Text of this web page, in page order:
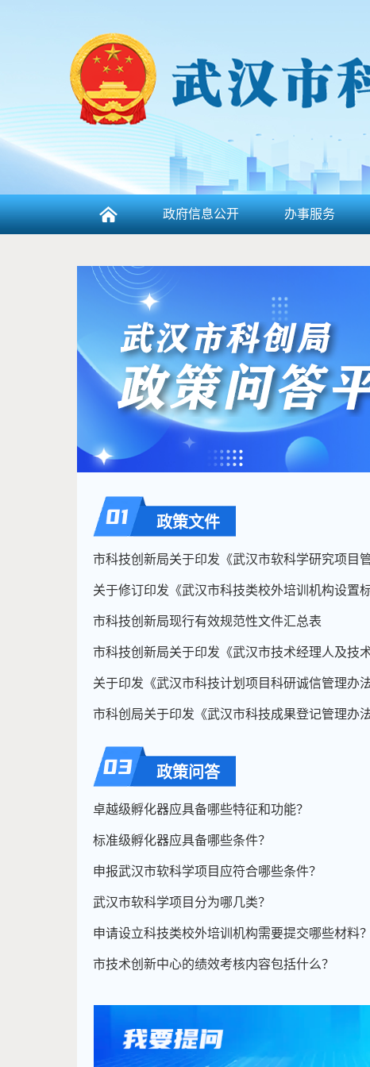
政府信息公开 办事服务
政策文件
市科技创新局现行有效规范性文件汇总表
政策问答
卓越级孵化器应具备哪些特征和功能？
标准级孵化器应具备哪些条件？
申报武汉市软科学项目应符合哪些条件？
武汉市软科学项目分为哪几类？
申请设立科技类校外培训机构需要提交哪些材料？
市技术创新中心的绩效考核内容包括什么？